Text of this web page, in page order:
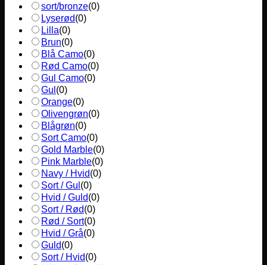
sort/bronze(0)
Lyserød(0)
Lilla(0)
Brun(0)
Blå Camo(0)
Rød Camo(0)
Gul Camo(0)
Gul (0)
Orange(0)
Olivengrøn(0)
Blågrøn(0)
Sort Camo(0)
Gold Marble(0)
Pink Marble(0)
Navy / Hvid(0)
Sort / Gul (0)
Hvid / Guld(0)
Sort / Rød(0)
Rød / Sort(0)
Hvid / Grå(0)
Guld(0)
Sort / Hvid(0)